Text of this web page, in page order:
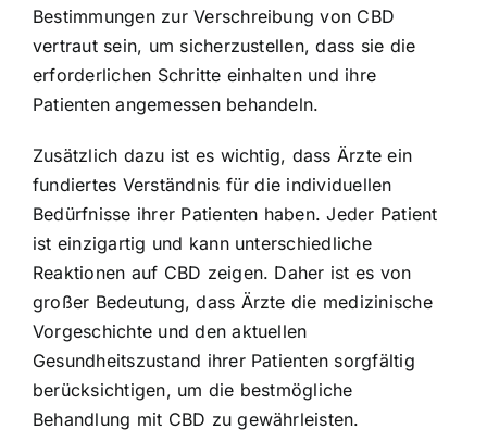
Bestimmungen zur Verschreibung von CBD
vertraut sein, um sicherzustellen, dass sie die
erforderlichen Schritte einhalten und ihre
Patienten angemessen behandeln.
Zusätzlich dazu ist es wichtig, dass Ärzte ein
fundiertes Verständnis für die individuellen
Bedürfnisse ihrer Patienten haben. Jeder Patient
ist einzigartig und kann unterschiedliche
Reaktionen auf CBD zeigen. Daher ist es von
großer Bedeutung, dass Ärzte die medizinische
Vorgeschichte und den aktuellen
Gesundheitszustand ihrer Patienten sorgfältig
berücksichtigen, um die bestmögliche
Behandlung mit CBD zu gewährleisten.